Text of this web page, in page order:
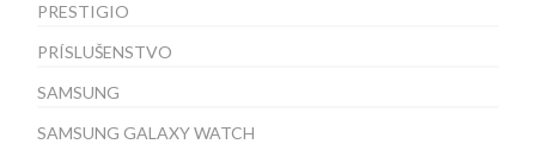
PRESTIGIO
PRÍSLUŠENSTVO
SAMSUNG
SAMSUNG GALAXY WATCH